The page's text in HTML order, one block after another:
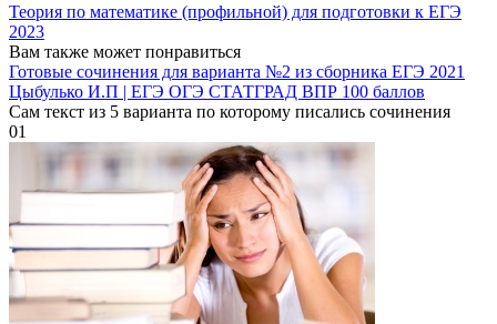
Теория по математике (профильной) для подготовки к ЕГЭ
2023
Вам также может понравиться
Готовые сочинения для варианта №2 из сборника ЕГЭ 2021
Цыбулько И.П | ЕГЭ ОГЭ СТАТГРАД ВПР 100 баллов
Сам текст из 5 варианта по которому писались сочинения
01